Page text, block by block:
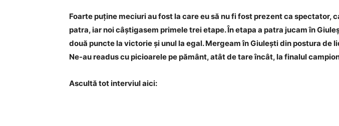
Foarte puține meciuri au fost la care eu să nu fi fost prezent ca spectator,
patra, iar noi câștigasem primele trei etape. În etapa a patra jucam în
două puncte la victorie și unul la egal. Mergeam în Giulești din postura
Ne-au readus cu picioarele pe pământ, atât de tare încât, la finalul
Ascultă tot interviul aici: